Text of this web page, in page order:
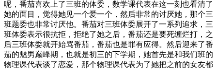
呢，番茄喜欢上了三班的体委，数学课代表在这一刻也看清了
她的面目，觉得她见一个爱一个，然后非常的讨厌她，那个三
班题委也非常讨厌他。番茄对三班体委展开了一系列追求，三
班体委表示很抗拒，拒绝了她之后，番茄还是要死缠烂打，之
后三班体委就开始骂番茄，番茄也是罪有应得。然后迎来了番
茄的魅男巅峰期，也就是初三的下学期，她首先是和我们班的
物理课代表谈了恋爱，那个物理课代表为了她把之前的女友都